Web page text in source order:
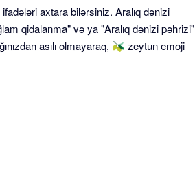
axtara bilərsiniz. Aralıq dənizi
qidalanma" və ya "Aralıq dənizi pəhrizi"
asılı olmayaraq, 🫒 zeytun emoji